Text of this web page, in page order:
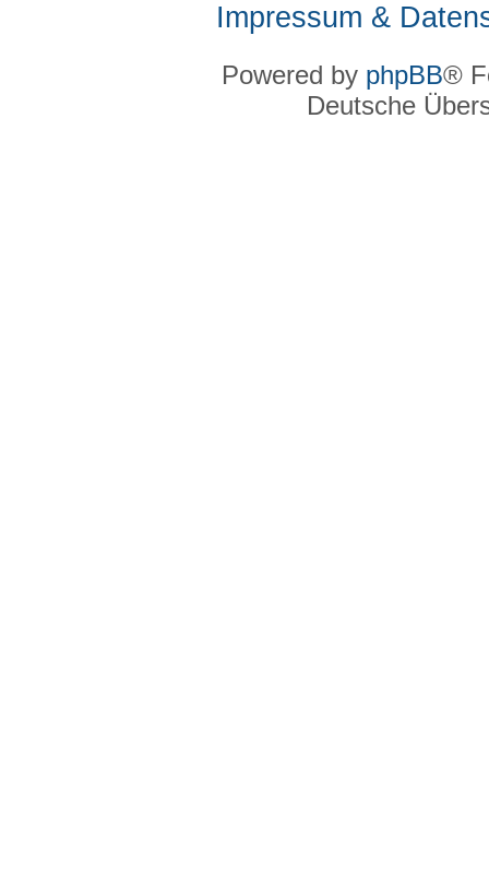
Impressum &
Powered by phpBB®
Deutsche